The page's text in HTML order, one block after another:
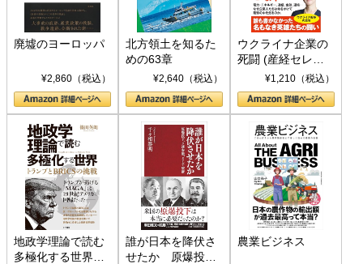
廃墟のヨーロッパ
¥2,860（税込）
北方領土を知るた
めの63章
¥2,640（税込）
ウクライナ企業の
死闘 (産経セレク
ト S 039)¥1,210（税込）
地政学理論で読む
多極化する世界：
誰が日本を降伏さ
せたか 原爆投
農業ビジネス